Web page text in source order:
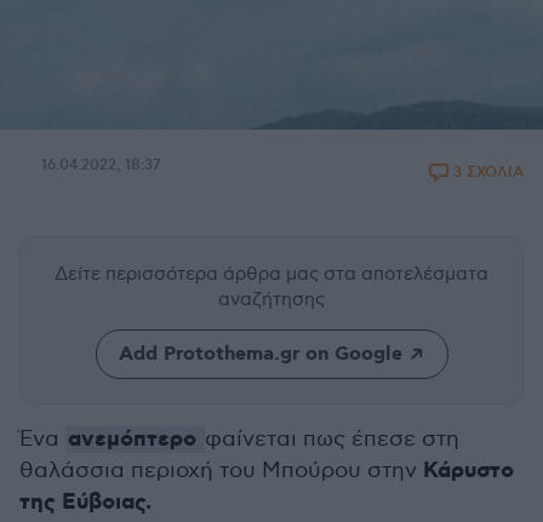
16.04.2022, 18:37 3 ΣΧΟΛΙΑ
Δείτε περισσότερα άρθρα μας στα αποτελέσματα
αναζήτησης
Add Protothema.gr on Google
Ένα ανεμόπτερο φαίνεται πως έπεσε στη
θαλάσσια περιοχή του Μπούρου στην Κάρυστο
της Εύβοιας.